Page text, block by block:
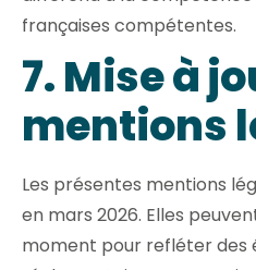
françaises compétentes.
7. Mise à
mentions
Les présentes mentions
en mars 2026. Elles
moment pour refléter des